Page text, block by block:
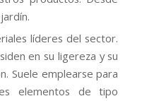
líderes del sector.
en su ligereza y su
Suele emplearse para
elementos de tipo